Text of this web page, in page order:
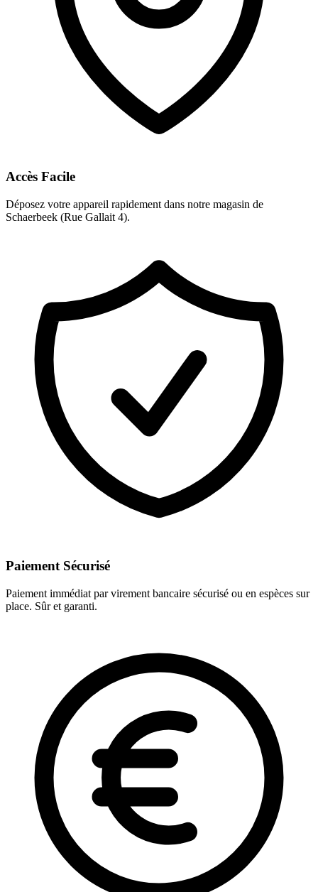
Accès Facile
Déposez votre appareil rapidement dans notre magasin de
Schaerbeek (Rue Gallait 4).
Paiement Sécurisé
Paiement immédiat par virement bancaire sécurisé ou en espèces sur
place. Sûr et garanti.